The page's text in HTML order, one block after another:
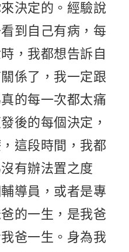
決定的。經驗說
到自己有病，每
，我都想告訴自
係了，我一定跟
的每一次都太痛
後的每個決定，
這段時間，我都
有辦法置之度
導員，或者是專
的一生，是我爸
爸一生。身為我